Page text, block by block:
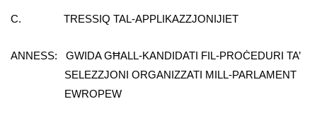
C. TRESSIQ TAL-APPLIKAZZJONIJIET
ANNESS: GWIDA GĦALL-KANDIDATI FIL-PROĊEDURI TA’
SELEZZJONI ORGANIZZATI MILL-PARLAMENT
EWROPEW